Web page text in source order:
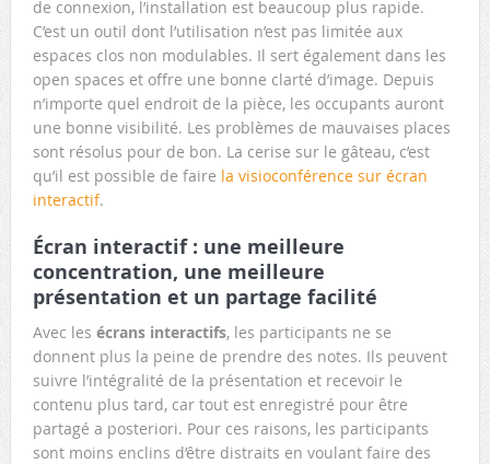
de connexion, l’installation est beaucoup plus rapide.
C’est un outil dont l’utilisation n’est pas limitée aux
espaces clos non modulables. Il sert également dans les
open spaces et offre une bonne clarté d’image. Depuis
n’importe quel endroit de la pièce, les occupants auront
une bonne visibilité. Les problèmes de mauvaises places
sont résolus pour de bon. La cerise sur le gâteau, c’est
qu’il est possible de faire la visioconférence sur écran
interactif.
Écran interactif : une meilleure
concentration, une meilleure
présentation et un partage facilité
Avec les écrans interactifs, les participants ne se
donnent plus la peine de prendre des notes. Ils peuvent
suivre l’intégralité de la présentation et recevoir le
contenu plus tard, car tout est enregistré pour être
partagé a posteriori. Pour ces raisons, les participants
sont moins enclins d’être distraits en voulant faire des